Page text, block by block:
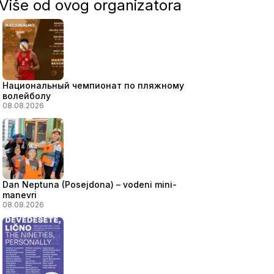
od ovog organizatora
Национальный чемпионат по пляжному
волейболу
08.08.2026
Dan Neptuna (Posejdona) – vodeni mini-
manevri
08.08.2026